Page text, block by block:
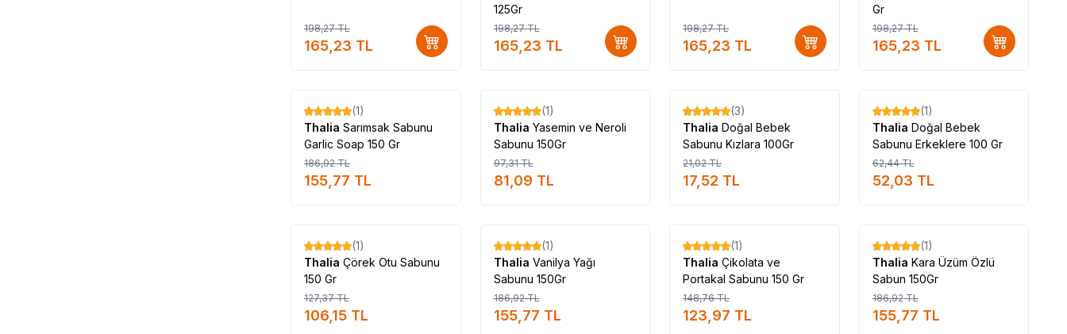
198,27TL
165,23 TL
125Gr
198,27TL
165,23 TL
198,27TL
165,23 TL
Gr
198,27TL
165,23 TL
%17
(1)
Thalia Sarımsak Sabunu
Garlic Soap 150 Gr
186,92TL
155,77 TL
%17
(1)
Thalia Yasemin ve Neroli
Sabunu 150Gr
97,31TL
81,09 TL
%17
(3)
Thalia Doğal Bebek
Sabunu Kızlara 100Gr
21,02TL
17,52 TL
%17
(1)
Thalia Doğal Bebek
Sabunu Erkeklere 100 Gr
62,44TL
52,03 TL
%17
(1)
Thalia Çörek Otu Sabunu
150 Gr
127,37TL
106,15 TL
%17
(1)
Thalia Vanilya Yağı
Sabunu 150Gr
186,92TL
155,77 TL
%17
(1)
Thalia Çikolata ve
Portakal Sabunu 150 Gr
148,76TL
123,97 TL
%17
(1)
Thalia Kara Üzüm Özlü
Sabun 150Gr
186,92TL
155,77 TL